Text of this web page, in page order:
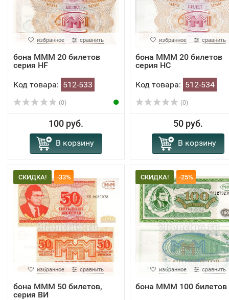
избранное сравнить
бона МММ 20 билетов
серия HF
Код товара: 512-533
(0)
100 руб.
В корзину
избранное сравнить
бона МММ 20 билетов
серия HС
Код товара: 512-534
(0)
50 руб.
В корзину
СКИДКА! -33%
избранное сравнить
​​бона МММ 50 билетов,
серия ВИ
СКИДКА! -25%
избранное сравнить
бона МММ 100 билетов